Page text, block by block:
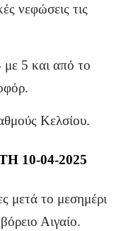
νεφώσεις τις
με 5 και από το
Κελσίου.
10-04-2025
μετά το μεσημέρι
Αιγαίο.